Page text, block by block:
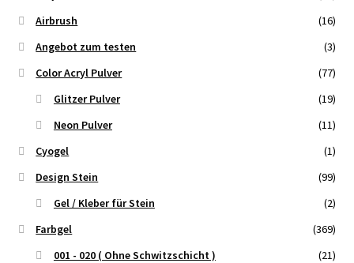
Airbrush
(16)
Angebot zum testen
(3)
Color Acryl Pulver
(77)
Glitzer Pulver
(19)
Neon Pulver
(11)
Cyogel
(1)
Design Stein
(99)
Gel / Kleber für Stein
(2)
Farbgel
(369)
001 - 020 ( Ohne Schwitzschicht )
(21)